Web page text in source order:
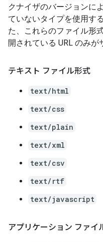
クナイザのバージョンに
ていないタイプを使用す
た、これらのファイル形
開されている URL のみが
テキスト ファイル形式
text/html
text/css
text/plain
text/xml
text/csv
text/rtf
text/javascript
アプリケーション ファイ